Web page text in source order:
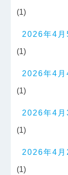
(1)
2026年4月
(1)
2026年4月
(1)
2026年4月
(1)
2026年4月
(1)